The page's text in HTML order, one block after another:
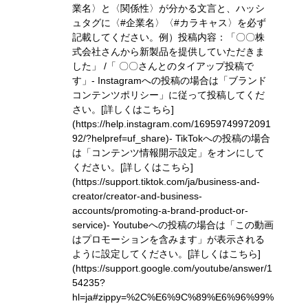
業名〉と〈関係性〉が分かる文言と、ハッシ
ュタグに〈#企業名〉〈#カラキャス〉を必ず
記載してください。 例）投稿内容：「〇〇株
式会社さんから新製品を提供していただきま
した」 /「 〇〇さんとのタイアップ投稿で
す」 - Instagramへの投稿の場合は「ブランド
コンテンツポリシー」に従って投稿してくだ
さい。 [詳しくはこちら]
(https://help.instagram.com/16959749972091
92/?helpref=uf_share)- TikTokへの投稿の場合
は「コンテンツ情報開示設定」をオンにして
ください。 [詳しくはこちら]
(https://support.tiktok.com/ja/business-and-
creator/creator-and-business-
accounts/promoting-a-brand-product-or-
service)- Youtubeへの投稿の場合は「この動画
はプロモーションを含みます」が表示される
ように設定してください。 [詳しくはこちら]
(https://support.google.com/youtube/answer/1
54235?
hl=ja#zippy=%2C%E6%9C%89%E6%96%99%